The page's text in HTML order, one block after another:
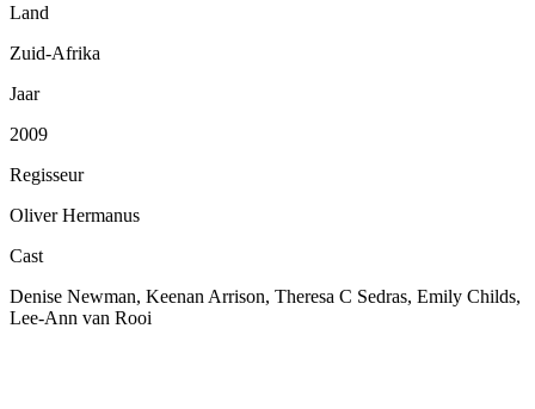
Land
Zuid-Afrika
Jaar
2009
Regisseur
Oliver Hermanus
Cast
Denise Newman, Keenan Arrison, Theresa C Sedras, Emily Childs,
Lee-Ann van Rooi